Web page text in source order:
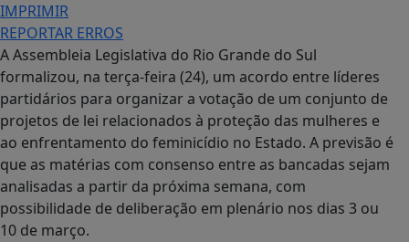
IMPRIMIR
REPORTAR ERROS
AAssembleia Legislativa do Rio Grande do Sul
formalizou, na terça-feira (24), um acordo entre líderes
partidários para organizar a votação de um conjunto de
projetos de lei relacionados à proteção das mulheres e
ao enfrentamento do feminicídio no Estado. A previsão é
que as matérias com consenso entre as bancadas sejam
analisadas a partir da próxima semana, com
possibilidade de deliberação em plenário nos dias 3 ou
10 de março.